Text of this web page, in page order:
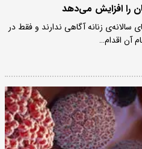
را افزایش می‌دهد
زنانه آگاهی ندارند و فقط در
آن اقدام…